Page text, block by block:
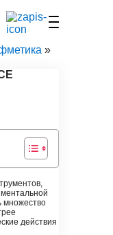
»
множество
действия